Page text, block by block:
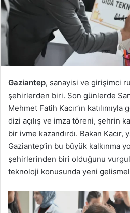
Gaziantep, sanayisi ve girişimci
şehirlerden biri. Son günlerde
Mehmet Fatih Kacır’ın
dizi açılış ve imza töreni, şehrin
bir ivme kazandırdı. Bakan Kacır,
Gaziantep’in bu büyük kalkınma
şehirlerinden biri olduğunu
teknoloji konusunda yeni